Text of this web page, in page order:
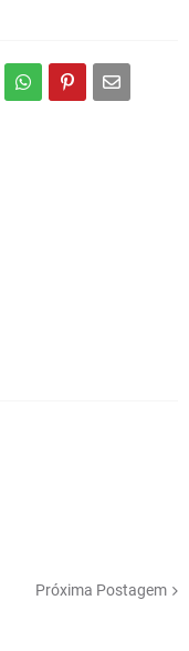
Próxima Postagem